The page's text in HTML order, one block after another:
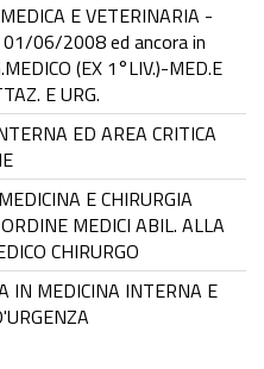
E VETERINARIA -
06/2008 ed ancora in
(EX 1°LIV.)-MED.E
E URG.
ED AREA CRITICA
E CHIRURGIA
MEDICI ABIL. ALLA
CHIRURGO
IN MEDICINA INTERNA E